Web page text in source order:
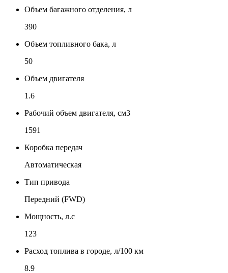
Объем багажного отделения, л
390
Объем топливного бака, л
50
Объем двигателя
1.6
Рабочий объем двигателя, см3
1591
Коробка передач
Автоматическая
Тип привода
Передний (FWD)
Мощность, л.с
123
Расход топлива в городе, л/100 км
8.9